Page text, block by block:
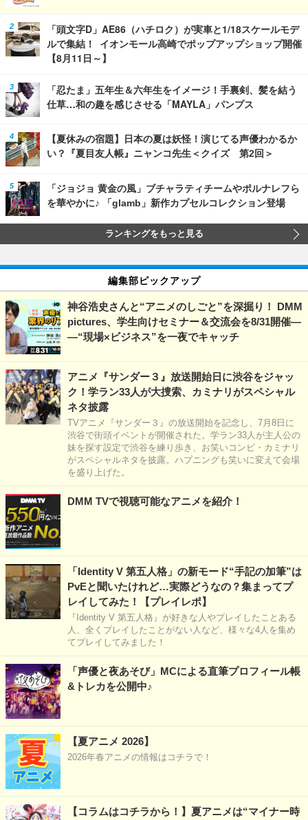
「頭文字D」AE86（ハチロク）が実車と1/18スケールモデ
ルで集結！ イオンモール高崎でポップアップショップ開催
【8月11日～】
「忍たま」五年生＆六年生をイメージ！手裏剣、髪を結う
仕草…和の趣を感じさせる「MAYLA」パンプス
【夏休みの宿題】日本の夏は妖怪！演じてる声優わかるか
い？『夏目友人帳』ニャンコ先生＜クイズ 第2回＞
「ジョジョ 黄金の風」ブチャラティチームやポルナレフら
を華やかに♪ 「glamb」新作カプセルコレクション登場
ランキングをもっと見る
編集部ピックアップ
神谷浩史さんと“アニメのしごと”を深掘り！ DMM
pictures、学生向けセミナー＆交流会を8/31開催―
―“現場×ビジネス”を一夜でキャッチ
アニメ『サンダー３』放送開始日に渋谷をジャッ
ク！学ラン33人が大捜索、カミナリがスペシャル
ネタ披露
TVアニメ『サンダー３』の放送開始を記念し、7月8日に
渋谷で街頭イベントが開催された。学ラン33人が主人公の
妹を探す設定で渋谷を練り歩き、お笑いコンビ・カミナリ
がスペシャルネタを披露。ハプニングも笑いに変えて会場
を盛り上げた。
DMM TVで視聴可能なアニメを紹介！
「Identity V 第五人格」の新モード“手記の加筆”は
PvEと聞いたけれど…実際どうなの？集まってプ
レイしてみた！【プレイレポ】
『Identity V 第五人格』が好きな人やプレイしたことある
人、全くプレイしたことがない人など、様々な4人を集め
てプレイしてみました！
「声優と夜あそび」MCによる直筆プロフィール帳
&トレカを公開中♪
【夏アニメ 2026】
2026年春アニメの情報はコチラで！
【コラムはコチラから！】夏アニメは“マイナー時